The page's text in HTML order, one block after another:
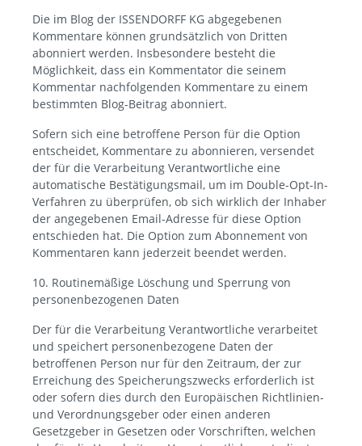
Die im Blog der ISSENDORFF KG abgegebenen
Kommentare können grundsätzlich von Dritten
abonniert werden. Insbesondere besteht die
Möglichkeit, dass ein Kommentator die seinem
Kommentar nachfolgenden Kommentare zu einem
bestimmten Blog-Beitrag abonniert.
Sofern sich eine betroffene Person für die Option
entscheidet, Kommentare zu abonnieren, versendet
der für die Verarbeitung Verantwortliche eine
automatische Bestätigungsmail, um im Double-Opt-In-
Verfahren zu überprüfen, ob sich wirklich der Inhaber
der angegebenen Email-Adresse für diese Option
entschieden hat. Die Option zum Abonnement von
Kommentaren kann jederzeit beendet werden.
10. Routinemäßige Löschung und Sperrung von
personenbezogenen Daten
Der für die Verarbeitung Verantwortliche verarbeitet
und speichert personenbezogene Daten der
betroffenen Person nur für den Zeitraum, der zur
Erreichung des Speicherungszwecks erforderlich ist
oder sofern dies durch den Europäischen Richtlinien-
und Verordnungsgeber oder einen anderen
Gesetzgeber in Gesetzen oder Vorschriften, welchen